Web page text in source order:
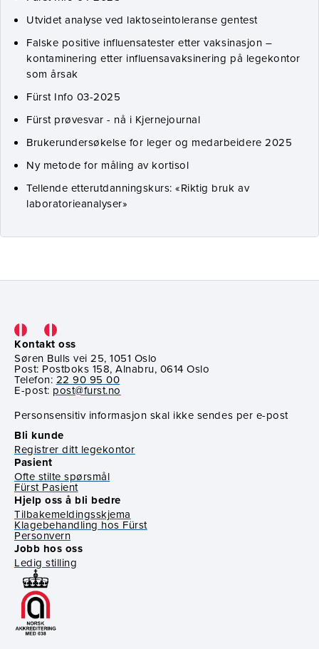
Utvidet analyse ved laktoseintoleranse gentest
Falske positive influensatester etter vaksinasjon –
kontaminering etter influensavaksinering på legekontor
som årsak
Fürst Info 03-2025
Fürst prøvesvar - nå i Kjernejournal
Brukerundersøkelse for leger og medarbeidere 2025
Ny metode for måling av kortisol
Tellende etterutdanningskurs: «Riktig bruk av
laboratorieanalyser»
Kontakt oss
Søren Bulls vei 25, 1051 Oslo
Post: Postboks 158, Alnabru, 0614 Oslo
Telefon: 22 90 95 00
E-post: post@furst.no
Personsensitiv informasjon skal ikke sendes per e-post
Bli kunde
Registrer ditt legekontor
Pasient
Ofte stilte spørsmål
Fürst Pasient
Hjelp oss å bli bedre
Tilbakemeldingsskjema
Klagebehandling hos Fürst
Personvern
Jobb hos oss
Ledig stilling